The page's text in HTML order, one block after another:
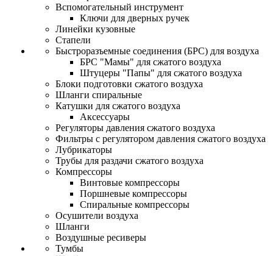
Вспомогательный инструмент
Ключи для дверных ручек
Линейки кузовные
Стапели
Быстроразъемные соединения (БРС) для воздуха
БРС "Мамы" для сжатого воздуха
Штуцеры "Папы" для сжатого воздуха
Блоки подготовки сжатого воздуха
Шланги спиральные
Катушки для сжатого воздуха
Аксессуары
Регуляторы давления сжатого воздуха
Фильтры с регулятором давления сжатого воздуха
Лубрикаторы
Трубы для раздачи сжатого воздуха
Компрессоры
Винтовые компрессоры
Поршневые компрессоры
Спиральные компрессоры
Осушители воздуха
Шланги
Воздушные ресиверы
Тумбы